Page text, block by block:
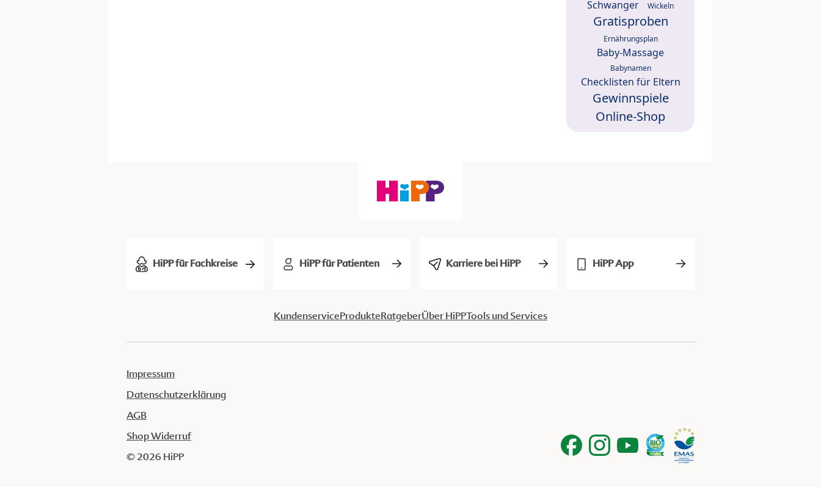
Schwanger Wickeln
Gratisproben
Ernährungsplan
Baby-Massage
Babynamen
Checklisten für Eltern
Gewinnspiele
Online-Shop
HiPP für Fachkreise HiPP für Patienten Karriere bei HiPP HiPP App
KundenserviceProdukteRatgeberÜber HiPPTools und Services
Impressum
Datenschutzerklärung
AGB
Shop Widerruf
© 2026 HiPP